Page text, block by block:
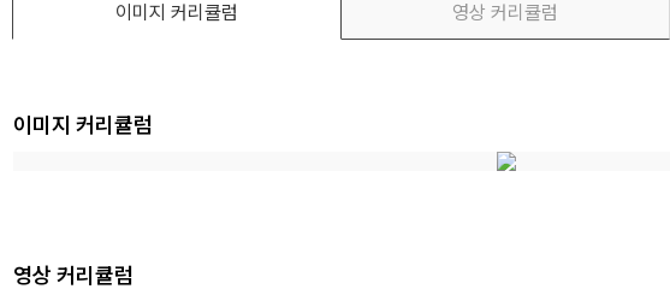
이미지 커리큘럼 영상 커리큘럼
이미지 커리큘럼
영상 커리큘럼